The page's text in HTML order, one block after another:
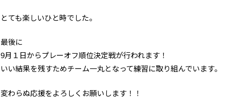
とても楽しいひと時でした。
最後に
9月１日からプレーオフ順位決定戦が行われます！
いい結果を残すためチーム一丸となって練習に取り組んでいます。
変わらぬ応援をよろしくお願いします！！